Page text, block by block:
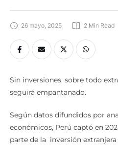
26 mayo, 2025 2 Min Read
Sin inversiones, sobre todo
seguirá empantanado.
Según datos difundidos por
económicos, Perú captó en
parte de la inversión